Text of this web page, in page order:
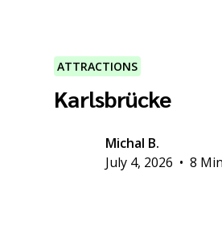
ATTRACTIONS
Karlsbrücke
Michal B.
July 4, 2026 • 8